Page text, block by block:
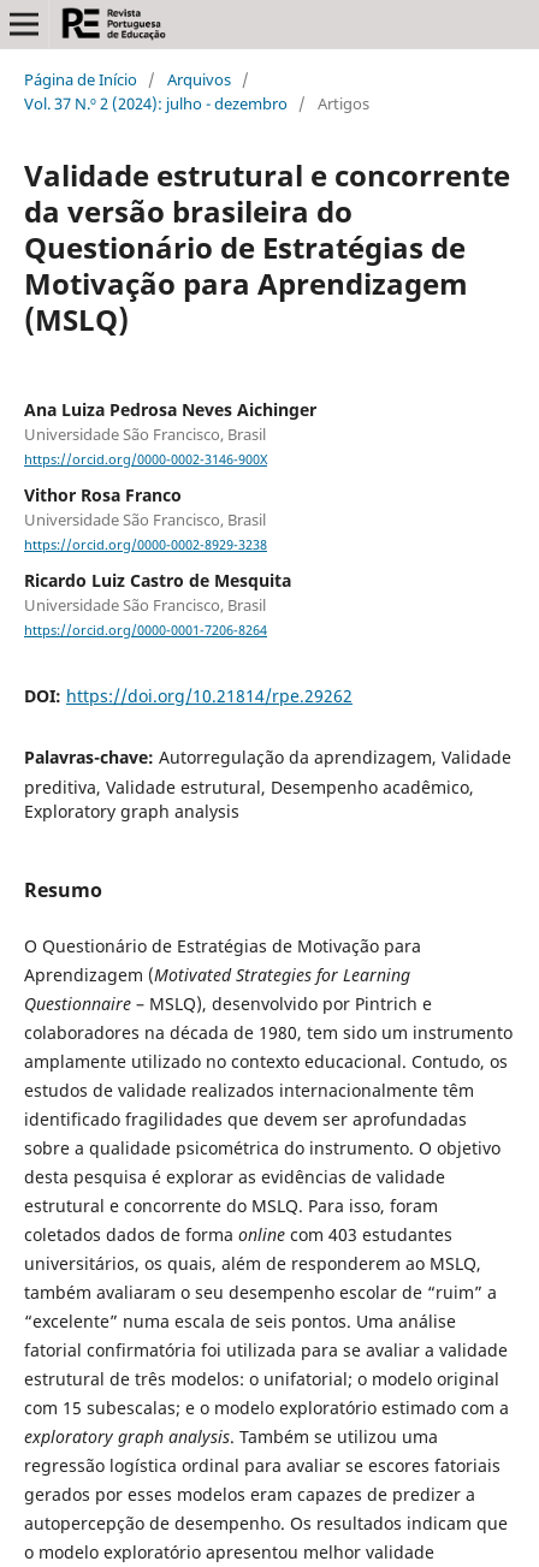
Página de Início / Arquivos /
Vol. 37 N.º 2 (2024): julho - dezembro / Artigos
Validade estrutural e concorrente
da versão brasileira do
Questionário de Estratégias de
Motivação para Aprendizagem
(MSLQ)
Ana Luiza Pedrosa Neves Aichinger
Universidade São Francisco, Brasil
https://orcid.org/0000-0002-3146-900X
Vithor Rosa Franco
Universidade São Francisco, Brasil
https://orcid.org/0000-0002-8929-3238
Ricardo Luiz Castro de Mesquita
Universidade São Francisco, Brasil
https://orcid.org/0000-0001-7206-8264
DOI: https://doi.org/10.21814/rpe.29262
Palavras-chave: Autorregulação da aprendizagem, Validade
preditiva, Validade estrutural, Desempenho acadêmico,
Exploratory graph analysis
Resumo
O Questionário de Estratégias de Motivação para
Aprendizagem (Motivated Strategies for Learning
Questionnaire– MSLQ), desenvolvido por Pintrich e
colaboradores na década de 1980, tem sido um instrumento
amplamente utilizado no contexto educacional. Contudo, os
estudos de validade realizados internacionalmente têm
identificado fragilidades que devem ser aprofundadas
sobre a qualidade psicométrica do instrumento. O objetivo
desta pesquisa é explorar as evidências de validade
estrutural e concorrente do MSLQ. Para isso, foram
coletados dados de forma onlinecom 403 estudantes
universitários, os quais, além de responderem ao MSLQ,
também avaliaram o seu desempenho escolar de “ruim” a
“excelente” numa escala de seis pontos. Uma análise
fatorial confirmatória foi utilizada para se avaliar a validade
estrutural de três modelos: o unifatorial; o modelo original
com 15 subescalas; e o modelo exploratório estimado com a
exploratory graph analysis. Também se utilizou uma
regressão logística ordinal para avaliar se escores fatoriais
gerados por esses modelos eram capazes de predizer a
autopercepção de desempenho. Os resultados indicam que
o modelo exploratório apresentou melhor validade